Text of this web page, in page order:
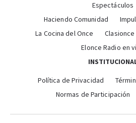
Espectáculos
Haciendo Comunidad
La Cocina del Once
Clasionce
Elonce Radio en
Política de Privacidad
Normas de Participación